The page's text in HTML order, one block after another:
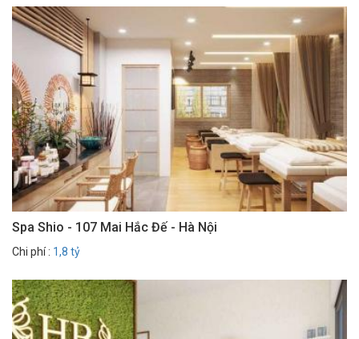
Spa Shio - 107 Mai Hắc Đế - Hà Nội
Chi phí : 1,8 tỷ